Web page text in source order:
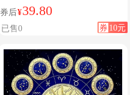
灯
券后¥39.80
券 10元
已售0